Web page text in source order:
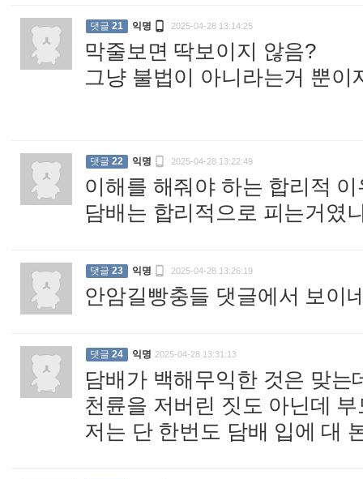
댓글 21 익명  2025-04-28 13:14:25
막줄보면 딱보이지 않음?
그냥 불법이 아니라는거 뿐
댓글 22 익명  2025-04-28 13:22:49
이해를 해줘야 하는 합리적
담배는 합리적으로 피는거였
댓글 23 익명  2025-04-28 13:26:19
안암길빵충들 댓글에서 보이
댓글 24 익명 2025-04-28 13:31:13
담배가 백해무익한 것은 맞는
천륜을 저버린 짓도 아닌데
저는 단 한번도 담배 입에 대